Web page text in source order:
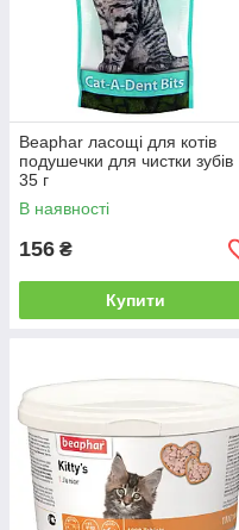
Beaphar ласощі для котів
подушечки для чистки зубів
35 г
В наявності
156 ₴
Купити